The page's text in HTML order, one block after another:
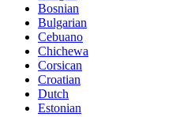
Bosnian
Bulgarian
Cebuano
Chichewa
Corsican
Croatian
Dutch
Estonian